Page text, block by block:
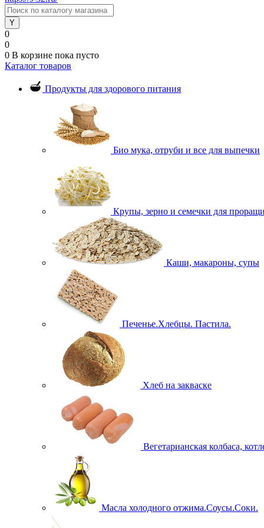
0
0
0 В корзине пока пусто
Каталог товаров
Продукты для здорового питания
Био мука, отруби и все для выпечки
Крупы, зерно и семечки для
Каши, макароны, супы
Печенье.Хлебцы. Пастила.
Хлеб на закваске
Вегетарианская колбаса,
Масла холодного отжима.Соусы.Соки.